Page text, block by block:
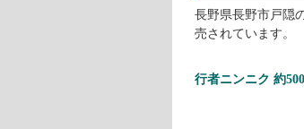
アリシンは強い
アリシンが疲労